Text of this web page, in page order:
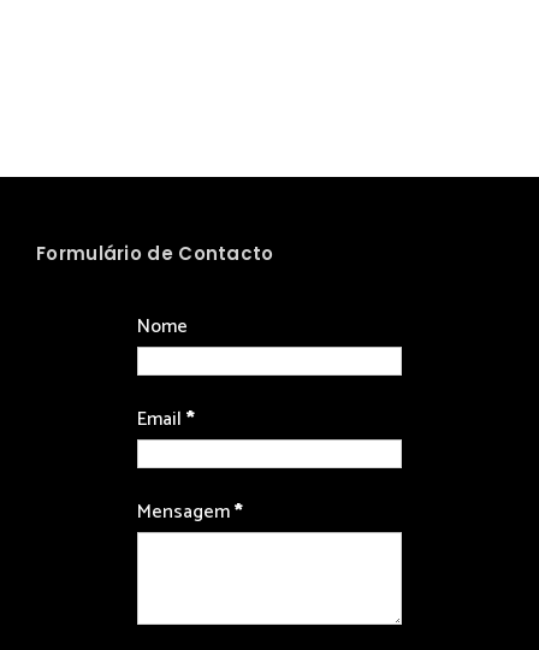
Formulário de Contacto
Nome
Email*
Mensagem*